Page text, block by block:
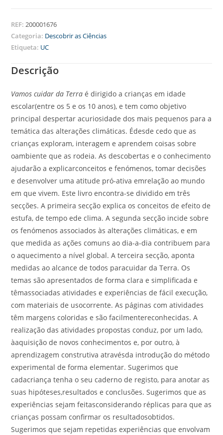
REF:200001676
Categoria: Descobrir as Ciências
Etiqueta: UC
Descrição
Vamos cuidar da Terra é dirigido a crianças em idade
escolar(entre os 5 e os 10 anos), e tem como objetivo
principal despertar acuriosidade dos mais pequenos para a
temática das alterações climáticas. Édesde cedo que as
crianças exploram, interagem e aprendem coisas sobre
oambiente que as rodeia. As descobertas e o conhecimento
ajudarão a explicarconceitos e fenómenos, tomar decisões
e desenvolver uma atitude pró-ativa emrelação ao mundo
em que vivem. Este livro encontra-se dividido em três
secções. A primeira secção explica os conceitos de efeito de
estufa, de tempo ede clima. A segunda secção incide sobre
os fenómenos associados às alterações climáticas, e em
que medida as ações comuns ao dia-a-dia contribuem para
o aquecimento a nível global. A terceira secção, aponta
medidas ao alcance de todos paracuidar da Terra. Os
temas são apresentados de forma clara e simplificada e
têmassociadas atividades e experiências de fácil execução,
com materiais de usocorrente. As páginas com atividades
têm margens coloridas e são facilmentereconhecidas. A
realização das atividades propostas conduz, por um lado,
àaquisição de novos conhecimentos e, por outro, à
aprendizagem construtiva atravésda introdução do método
experimental de forma elementar. Sugerimos que
cadacriança tenha o seu caderno de registo, para anotar as
suas hipóteses,resultados e conclusões. Sugerimos que as
experiências sejam feitasconsiderando réplicas para que as
crianças possam confirmar os resultadosobtidos.
Sugerimos que sejam repetidas experiências que envolvam